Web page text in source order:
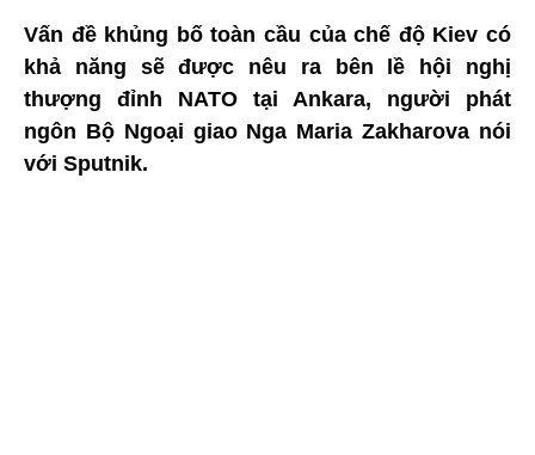
Vấn đề khủng bố toàn cầu của chế độ Kiev có
khả năng sẽ được nêu ra bên lề hội nghị
thượng đỉnh NATO tại Ankara, người phát
ngôn Bộ Ngoại giao Nga Maria Zakharova nói
với Sputnik.